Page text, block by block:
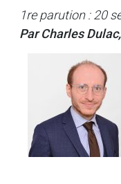
1re parution : 20
Par Charles